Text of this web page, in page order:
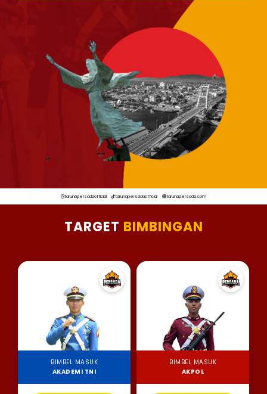
tarunapersadaofficial tarunapersadaofficial tarunapersada.com
TARGET BIMBINGAN
BIMBEL MASUK
AKADEMI TNI
BIMBEL MASUK
AKPOL